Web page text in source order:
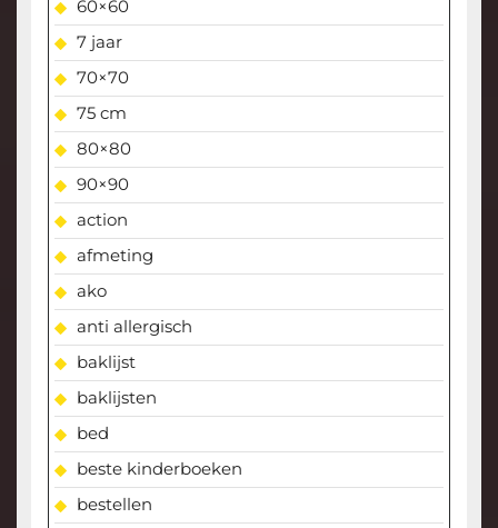
60×60
7 jaar
70×70
75 cm
80×80
90×90
action
afmeting
ako
anti allergisch
baklijst
baklijsten
bed
beste kinderboeken
bestellen